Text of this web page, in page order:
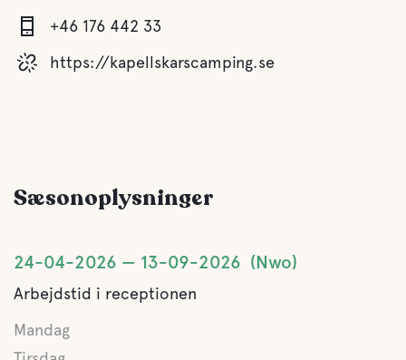
Spisestue
Ferskvand
Tømning mulig for udlændinge
+46 176 442 33
https://kapellskarscamping.se
Sæsonoplysninger
24-04-2026 13-09-2026 Nwo
Arbejdstid i receptionen
Mandag